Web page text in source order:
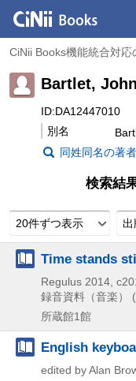
CiNii Books機能統合対
Bartlet,
ID:DA12447010
別名
同姓同名の著
検索結
20件ずつ表示 出
Time stands
Regulus 2014,
録音資料（音楽）
所蔵館1館
English
edited by Alan